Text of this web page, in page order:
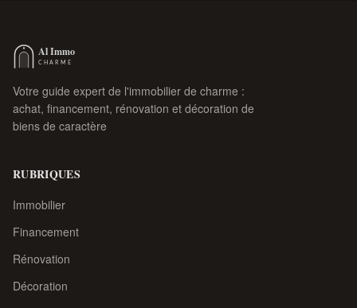
Votre guide expert de l'immobilier de charme :
achat, financement, rénovation et décoration de
biens de caractère
RUBRIQUES
Immobilier
Financement
Rénovation
Décoration